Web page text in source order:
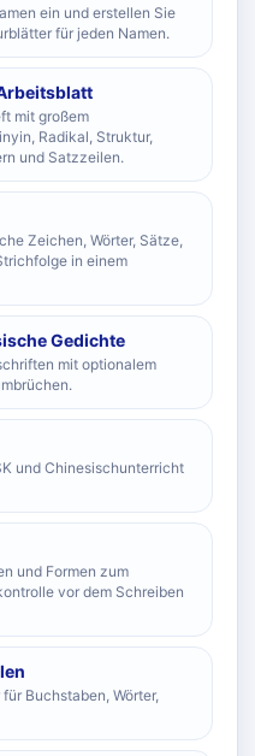
ein und erstellen Sie
für jeden Namen.
mit großem
Radikal, Struktur,
und Satzzeilen.
Zeichen, Wörter, Sätze,
in einem
Gedichte
mit optionalem
und Chinesischunterricht
und Formen zum
vor dem Schreiben
Buchstaben, Wörter,